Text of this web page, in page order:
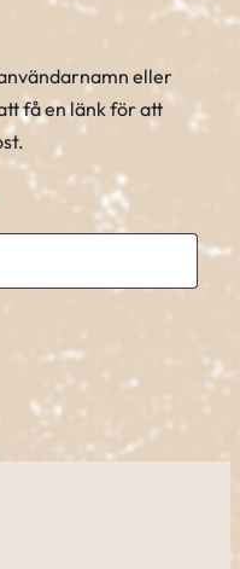
eller
få en länk för att